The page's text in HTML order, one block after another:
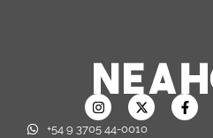
+54 9 3705 44-0010